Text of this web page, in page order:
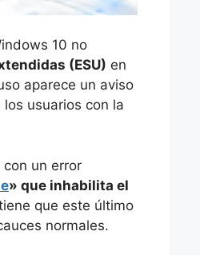
10 no
(ESU) en
aparece un aviso
usuarios con la
un error
» que inhabilita el
que este último
normales.